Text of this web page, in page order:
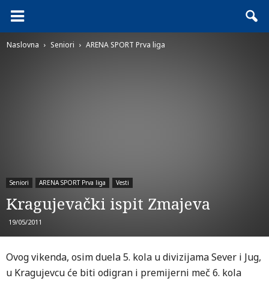
Naslovna Seniori ARENA SPORT Prva liga
Seniori ARENA SPORT Prva liga Vesti
Kragujevački ispit Zmajeva
19/05/2011
Ovog vikenda, osim duela 5. kola u divizijama Sever i Jug,
u Kragujevcu će biti odigran i premijerni meč 6. kola